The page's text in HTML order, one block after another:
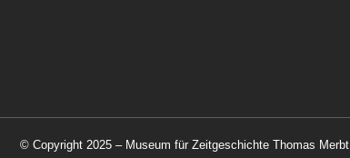
© Copyright 2025 – Museum für Zeitgeschichte Thomas Merbt